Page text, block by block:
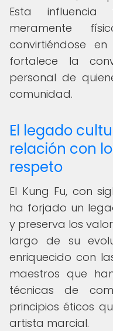
Esta influencia
meramente
convirtiéndose
fortalece la
personal de
comunidad.
El legado
relación con
respeto
El Kung Fu, con
ha forjado un
y preserva los
largo de su
enriquecido con
maestros que
técnicas de
principios éticos
artista marcial.